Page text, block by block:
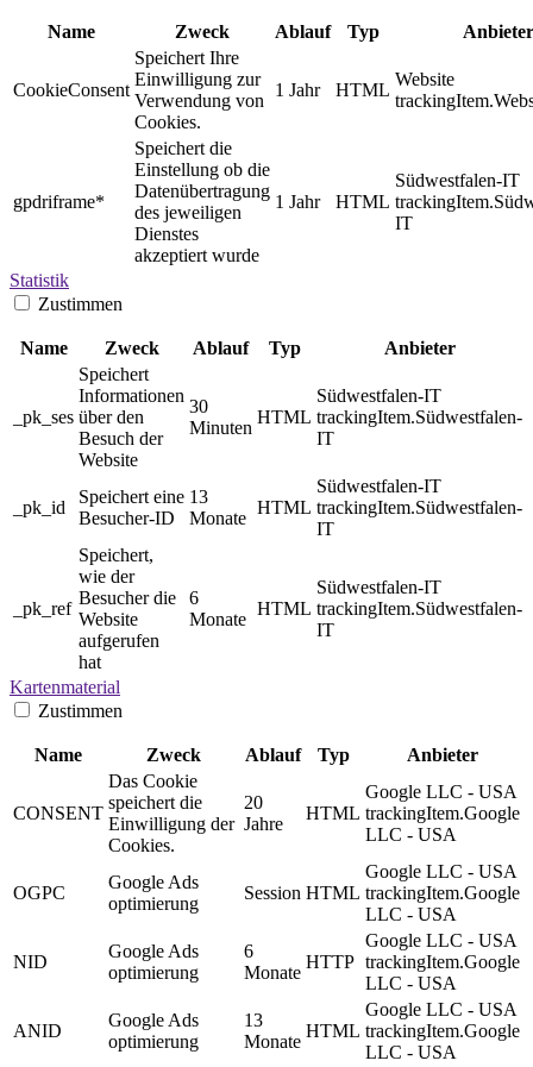
Name Zweck Ablauf Typ Anbieter
CookieConsent
Speichert Ihre
Einwilligung zur
Verwendung von
Cookies.
1 Jahr HTML
Website
gpdriframe*
Speichert die
Einstellung ob die
Datenübertragung
des jeweiligen
Dienstes
akzeptiert wurde
1 Jahr HTML
Südwestfalen-IT
IT
Statistik
Zustimmen
Name Zweck Ablauf Typ Anbieter
_pk_ses
Speichert
Informationen
über den
Besuch der
Website
30
Minuten
HTML
Südwestfalen-IT
trackingItem.Südwestfalen-
IT
_pk_id
Speichert eine
Besucher-ID
13
Monate
HTML
Südwestfalen-IT
trackingItem.Südwestfalen-
IT
_pk_ref
Speichert,
wie der
Besucher die
Website
aufgerufen
hat
6
Monate
HTML
Südwestfalen-IT
trackingItem.Südwestfalen-
IT
Kartenmaterial
Zustimmen
Name Zweck Ablauf Typ Anbieter
CONSENT
Das Cookie
speichert die
Einwilligung der
Cookies.
20
Jahre
HTML
Google LLC - USA
trackingItem.Google
LLC - USA
OGPC
Google Ads
optimierung
Session HTML
Google LLC - USA
trackingItem.Google
LLC - USA
NID
Google Ads
optimierung
6
Monate
HTTP
Google LLC - USA
trackingItem.Google
LLC - USA
ANID
Google Ads
optimierung
13
Monate
HTML
Google LLC - USA
trackingItem.Google
LLC - USA